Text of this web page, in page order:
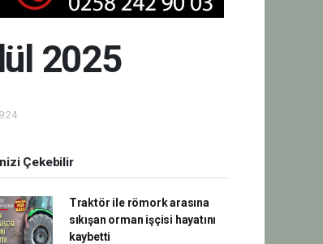
2025
Çekebilir
Traktör ile römork arasına
sıkışan orman işçisi hayatını
kaybetti